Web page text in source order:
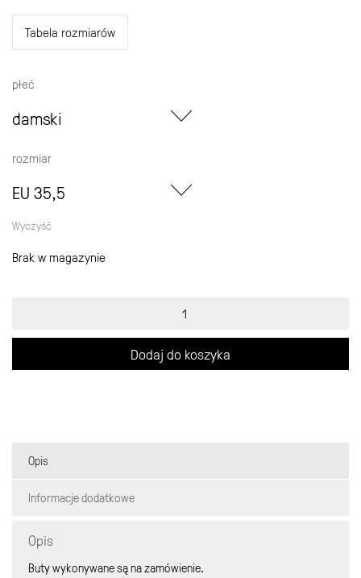
Tabela rozmiarów
płeć
damski
rozmiar
EU 35,5
Wyczyść
Brak w magazynie
Air
Low
Dodaj do koszyka
Opis
Informacje dodatkowe
Opis
Buty wykonywane są na zamówienie.